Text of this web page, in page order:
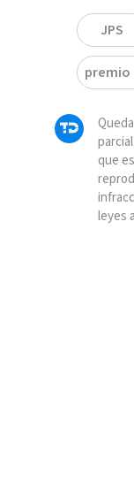
JPS
premio
que
leyes